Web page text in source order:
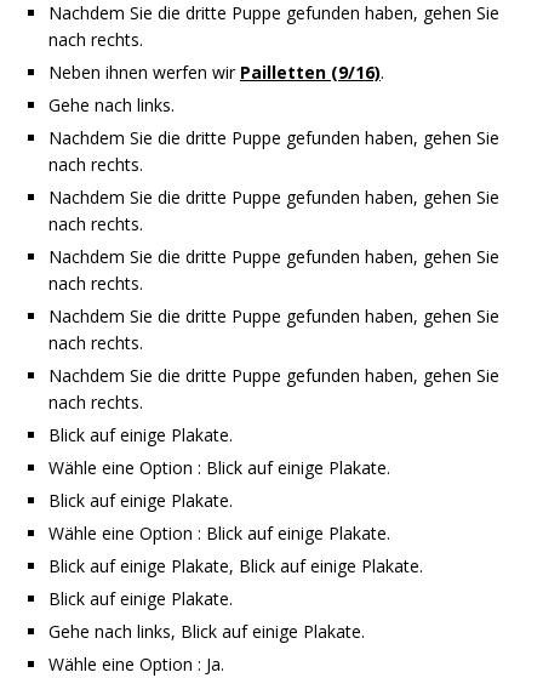
Nachdem Sie die dritte Puppe gefunden haben, gehen Sie
nach rechts.
Neben ihnen werfen wir Pailletten (9/16).
Gehe nach links.
Nachdem Sie die dritte Puppe gefunden haben, gehen Sie
nach rechts.
Nachdem Sie die dritte Puppe gefunden haben, gehen Sie
nach rechts.
Nachdem Sie die dritte Puppe gefunden haben, gehen Sie
nach rechts.
Nachdem Sie die dritte Puppe gefunden haben, gehen Sie
nach rechts.
Nachdem Sie die dritte Puppe gefunden haben, gehen Sie
nach rechts.
Blick auf einige Plakate.
Wähle eine Option : Blick auf einige Plakate.
Blick auf einige Plakate.
Wähle eine Option : Blick auf einige Plakate.
Blick auf einige Plakate, Blick auf einige Plakate.
Blick auf einige Plakate.
Gehe nach links, Blick auf einige Plakate.
Wähle eine Option : Ja.